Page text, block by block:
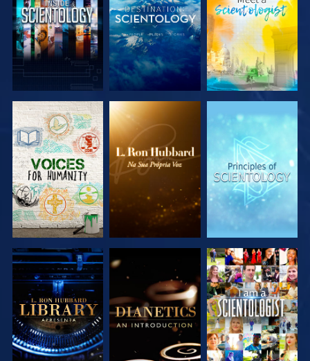
EXPLORAR A
SÉRIE
EXPLORAR A
SÉRIE
EXPLORAR A
SÉRIE
EXPLORAR A
SÉRIE
EXPLORAR A
SÉRIE
VER